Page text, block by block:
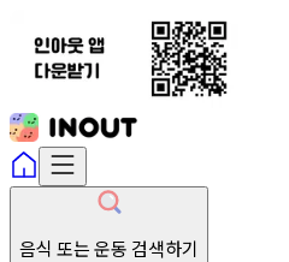
음식 또는 운동 검색하기